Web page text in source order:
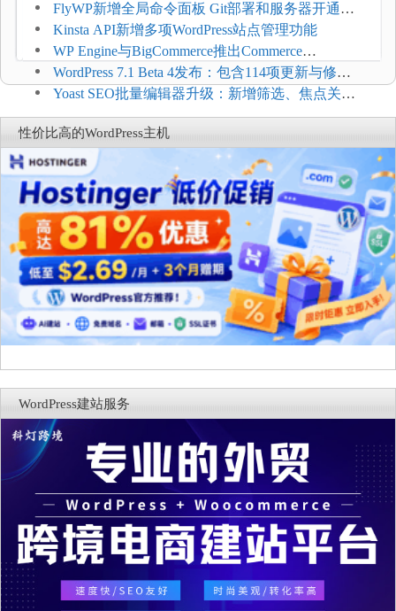
$2.61/月，高性能主机同步折扣
FlyWP新增全局命令面板 Git部署和服务器开通更
方便
Kinsta API新增多项WordPress站点管理功能
WP Engine与BigCommerce推出Commerce
Connect：WordPress商店可保留前台体验并扩展电
商能力
WordPress 7.1 Beta 4发布：包含114项更新与修
复，仅建议在测试环境体验
Yoast SEO批量编辑器升级：新增筛选、焦点关键
词与AI元数据草稿
性价比高的WordPress主机
WordPress建站服务